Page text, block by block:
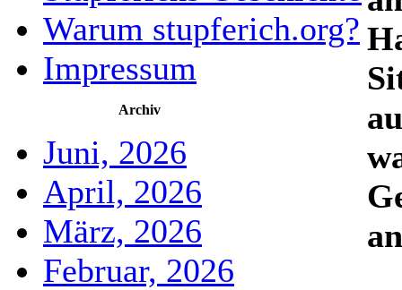
Warum stupferich.org?
Impressum
Archiv
Juni, 2026
April, 2026
März, 2026
Februar, 2026